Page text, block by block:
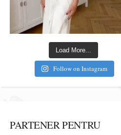
Load More...
Follow on Instagram
PARTENER PENTRU